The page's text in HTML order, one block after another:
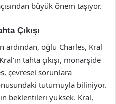
büyük önem taşıyor.
Çıkışı
ardından, oğlu Charles, Kral
tahta çıkışı, monarşide
çevresel sorunlara
tutumuyla biliniyor.
beklentileri yüksek. Kral,